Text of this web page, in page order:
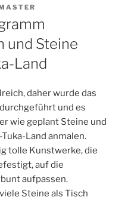
und Steine
Land
daher wurde das
und es
wie geplant Steine und
Land anmalen.
tolle Kunstwerke, die
auf die
aufpassen.
Steine als Tisch